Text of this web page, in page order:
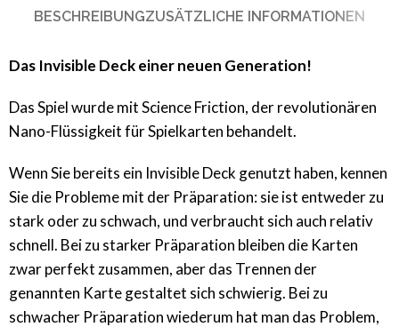
BESCHREIBUNGZUSÄTZLICHE INFORMATIONEN
Das Invisible Deck einer neuen Generation!
Das Spiel wurde mit Science Friction, der revolutionären
Nano-Flüssigkeit für Spielkarten behandelt.
Wenn Sie bereits ein Invisible Deck genutzt haben, kennen
Sie die Probleme mit der Präparation: sie ist entweder zu
stark oder zu schwach, und verbraucht sich auch relativ
schnell. Bei zu starker Präparation bleiben die Karten
zwar perfekt zusammen, aber das Trennen der
genannten Karte gestaltet sich schwierig. Bei zu
schwacher Präparation wiederum hat man das Problem,